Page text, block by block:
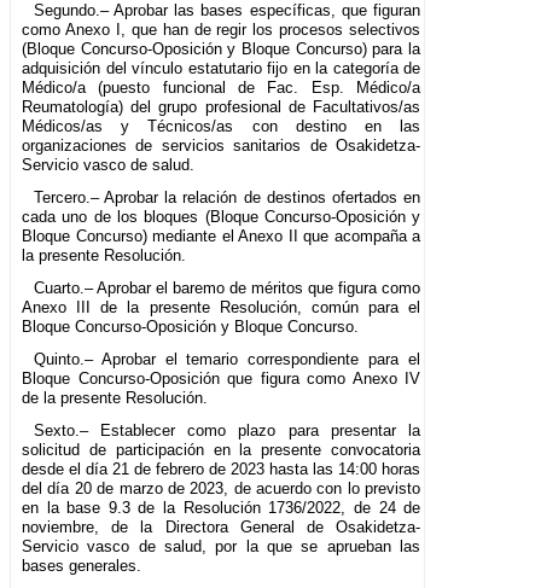
Segundo.– Aprobar las bases específicas, que figuran
como Anexo I, que han de regir los procesos selectivos
(Bloque Concurso-Oposición y Bloque Concurso) para la
adquisición del vínculo estatutario fijo en la categoría de
Médico/a (puesto funcional de Fac. Esp. Médico/a
Reumatología) del grupo profesional de Facultativos/as
Médicos/as y Técnicos/as con destino en las
organizaciones de servicios sanitarios de Osakidetza-
Servicio vasco de salud.
Tercero.– Aprobar la relación de destinos ofertados en
cada uno de los bloques (Bloque Concurso-Oposición y
Bloque Concurso) mediante el Anexo II que acompaña a
la presente Resolución.
Cuarto.– Aprobar el baremo de méritos que figura como
Anexo III de la presente Resolución, común para el
Bloque Concurso-Oposición y Bloque Concurso.
Quinto.– Aprobar el temario correspondiente para el
Bloque Concurso-Oposición que figura como Anexo IV
de la presente Resolución.
Sexto.– Establecer como plazo para presentar la
solicitud de participación en la presente convocatoria
desde el día 21 de febrero de 2023 hasta las 14:00 horas
del día 20 de marzo de 2023, de acuerdo con lo previsto
en la base 9.3 de la Resolución 1736/2022, de 24 de
noviembre, de la Directora General de Osakidetza-
Servicio vasco de salud, por la que se aprueban las
bases generales.